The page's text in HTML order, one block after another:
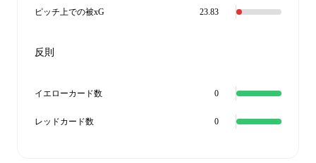
ピッチ上での被xG 23.83
反則
イエローカード数 0
レッドカード数 0